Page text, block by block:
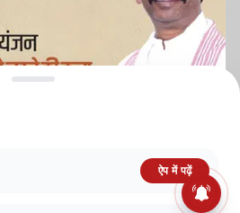
ऐप में पढ़ें